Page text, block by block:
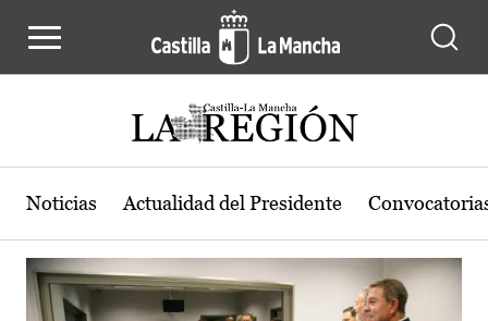
Actualidad de la región de Castilla-
Noticias Actualidad del Presidente